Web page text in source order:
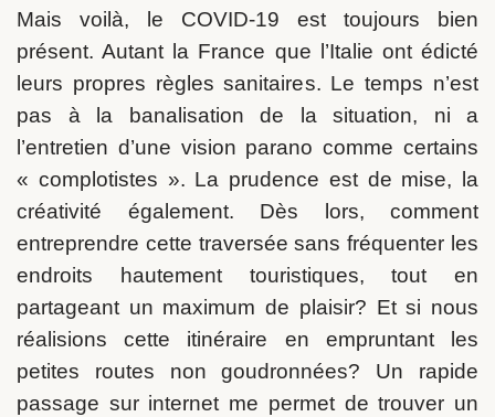
Mais voilà, le COVID-19 est toujours bien
présent. Autant la France que l’Italie ont édicté
leurs propres règles sanitaires. Le temps n’est
pas à la banalisation de la situation, ni a
l’entretien d’une vision parano comme certains
« complotistes ». La prudence est de mise, la
créativité également. Dès lors, comment
entreprendre cette traversée sans fréquenter les
endroits hautement touristiques, tout en
partageant un maximum de plaisir? Et si nous
réalisions cette itinéraire en empruntant les
petites routes non goudronnées? Un rapide
passage sur internet me permet de trouver un